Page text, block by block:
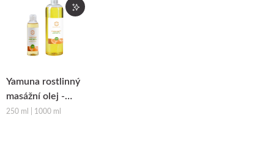
Yamuna rostlinný
masážní olej -
Pomeranč-
250 ml | 1000 ml